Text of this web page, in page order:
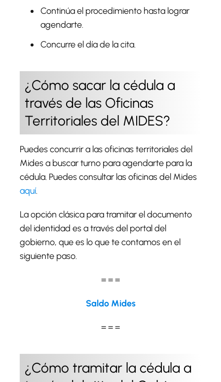
Continúa el procedimiento hasta lograr
agendarte.
Concurre el día de la cita.
¿Cómo sacar la cédula a
través de las Oficinas
Territoriales del MIDES?
Puedes concurrir a las oficinas territoriales del
Mides a buscar turno para agendarte para la
cédula. Puedes consultar las oficinas del Mides
aquí.
La opción clásica para tramitar el documento
del identidad es a través del portal del
gobierno, que es lo que te contamos en el
siguiente paso.
= = =
Saldo Mides
= = =
¿Cómo tramitar la cédula a